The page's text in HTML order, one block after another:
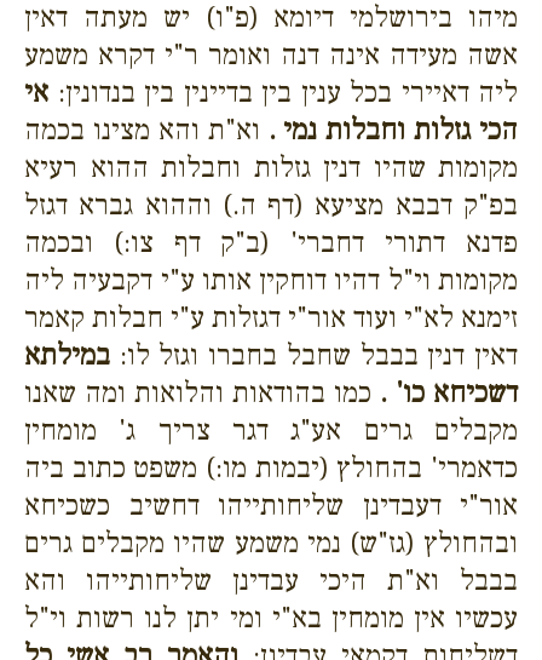
מיהו בירושלמי דיומא (פ"ו) יש מעתה דאין
אשה מעידה אינה דנה ואומר ר"י דקרא משמע
ליה דאיירי בכל ענין בין בדיינין בין בנדונין: אי
הכי גזלות וחבלות נמי . וא"ת והא מצינו בכמה
מקומות שהיו דנין גזלות וחבלות ההוא רעיא
בפ"ק דבבא מציעא (דף ה.) וההוא גברא דגזל
פדנא דתורי דחברי' (ב"ק דף צו:) ובכמה
מקומות וי"ל דהיו דוחקין אותו ע"י דקבעיה ליה
זימנא לא"י ועוד אור"י דגזלות ע"י חבלות קאמר
דאין דנין בבבל שחבל בחברו וגזל לו: במילתא
דשכיחא כו' . כמו בהודאות והלואות ומה שאנו
מקבלים גרים אע"ג דגר צריך ג' מומחין
כדאמרי' בהחולץ (יבמות מו:) משפט כתוב ביה
אור"י דעבדינן שליחותייהו דחשיב כשכיחא
ובהחולץ (גז"ש) נמי משמע שהיו מקבלים גרים
בבבל וא"ת היכי עבדינן שליחותייהו והא
עכשיו אין מומחין בא"י ומי יתן לנו רשות וי"ל